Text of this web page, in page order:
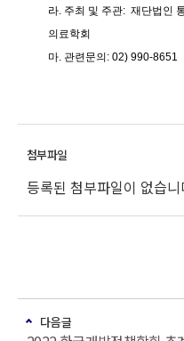
라. 주최 및 주관: 재단법인
의료학회
마. 관련문의 : 02) 990-8651
등록된 첨부파일이 없습
다음글